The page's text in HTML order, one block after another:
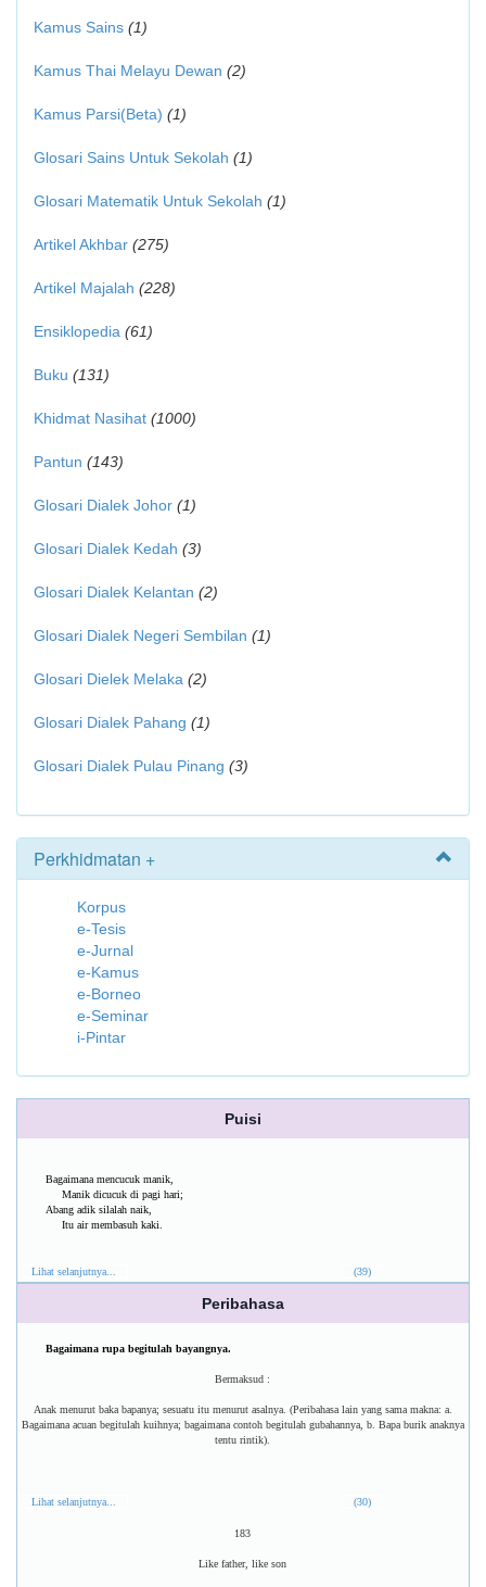
Kamus Sains (1)
Kamus Thai Melayu Dewan (2)
Kamus Parsi(Beta) (1)
Glosari Sains Untuk Sekolah (1)
Glosari Matematik Untuk Sekolah (1)
Artikel Akhbar (275)
Artikel Majalah (228)
Ensiklopedia (61)
Buku (131)
Khidmat Nasihat (1000)
Pantun (143)
Glosari Dialek Johor (1)
Glosari Dialek Kedah (3)
Glosari Dialek Kelantan (2)
Glosari Dialek Negeri Sembilan (1)
Glosari Dielek Melaka (2)
Glosari Dialek Pahang (1)
Glosari Dialek Pulau Pinang (3)
Perkhidmatan +
Korpus
e-Tesis
e-Jurnal
e-Kamus
e-Borneo
e-Seminar
i-Pintar
Puisi
Bagaimana mencucuk manik,
Manik dicucuk di pagi hari;
Abang adik silalah naik,
Itu air membasuh kaki.
Lihat selanjutnya... (39)
Peribahasa
Bagaimana rupa begitulah bayangnya.
Bermaksud :
Anak menurut baka bapanya; sesuatu itu menurut asalnya. (Peribahasa lain yang sama makna: a.
Bagaimana acuan begitulah kuihnya; bagaimana contoh begitulah gubahannya, b. Bapa burik anaknya
tentu rintik).
Lihat selanjutnya... (30)
183
Like father, like son